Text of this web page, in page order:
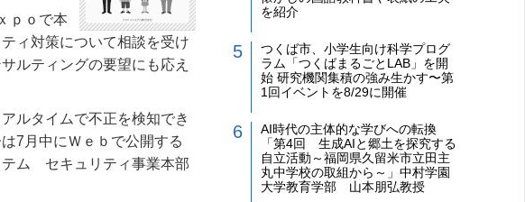
ｐｏで本
ィ対策について相談を受け
ルティングの要望にも応え
ルタイムで不正を検知でき
7月中にＷｅｂで公開する
ム セキュリティ事業本部
を紹介
つくば市、小学生向け科学プログ
ラム「つくばまるごとLAB」を開
始 研究機関集積の強み生かす〜第
1回イベントを8/29に開催
AI時代の主体的な学びへの転換
「第4回 生成AIと郷土を探究する
自立活動～福岡県久留米市立田主
丸中学校の取組から～」中村学園
大学教育学部 山本朋弘教授